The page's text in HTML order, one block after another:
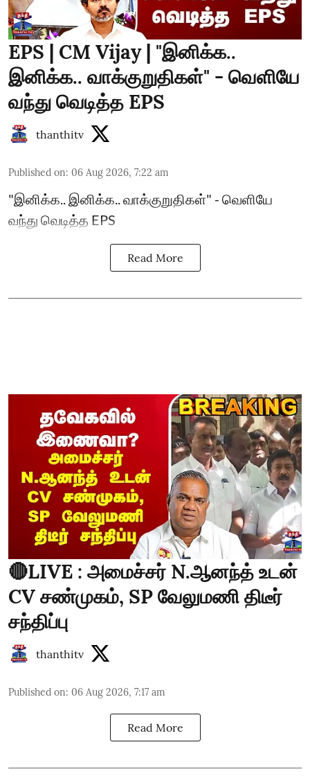
EPS | CM Vijay | "இனிக்க..
இனிக்க.. வாக்குறுதிகள்" - வெளியே
வந்து வெடித்த EPS
thanthitv
Published on: 06 Aug 2026, 7:22 am
"இனிக்க.. இனிக்க.. வாக்குறுதிகள்" - வெளியே
வந்து வெடித்த EPS
Read More
🔴LIVE : அமைச்சர் N.ஆனந்த் உடன்
CV சண்முகம், SP வேலுமணி திடீர்
சந்திப்பு
thanthitv
Published on: 06 Aug 2026, 7:17 am
Read More